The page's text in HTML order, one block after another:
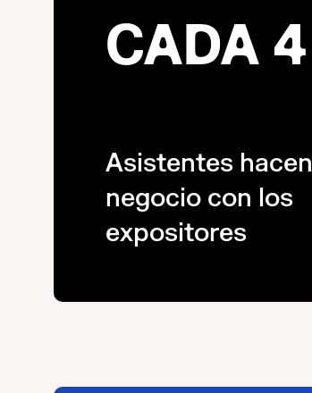
CADA 4
Asistentes hacen
negocio con los
expositores